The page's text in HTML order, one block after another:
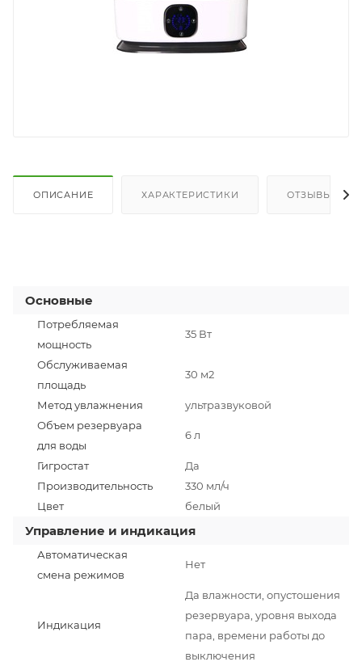
ОПИСАНИЕ ХАРАКТЕРИСТИКИ ОТЗЫВЫ
Основные
Потребляемая
мощность
35 Вт
Обслуживаемая
площадь
30 м2
Метод увлажнения
ультразвуковой
Объем резервуара
для воды
6 л
Гигростат
Да
Производительность
330 мл/ч
Цвет
белый
Управление и индикация
Автоматическая
смена режимов
Нет
Индикация
Да влажности, опустошения
резервуара, уровня выхода
пара, времени работы до
выключения